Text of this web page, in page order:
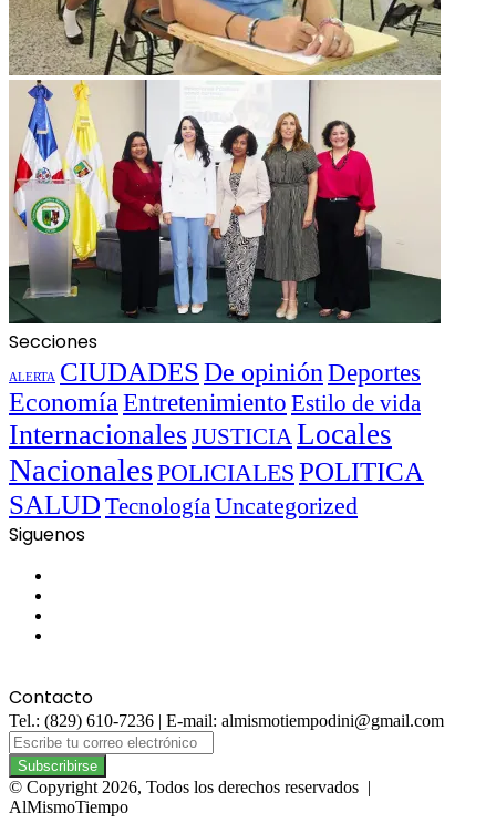
Secciones
ALERTA CIUDADESDe opiniónDeportes
EconomíaEntretenimiento Estilo de vida
InternacionalesJUSTICIALocales
NacionalesPOLICIALES POLITICA
SALUD TecnologíaUncategorized
Siguenos
Contacto
Tel.: (829) 610-7236 | E-mail: almismotiempodini@gmail.com
Escribe
tu
correo
electrónico
© Copyright 2026, Todos los derechos reservados |
AlMismoTiempo